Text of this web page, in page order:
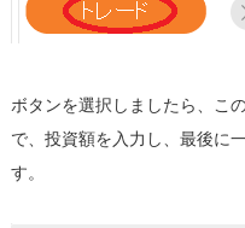
ボタンを選択しましたら、こ
で、投資額を入力し、最後に
す。